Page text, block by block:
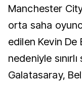
Manchester
orta saha
edilen Kevin De
nedeniyle
Galatasaray,